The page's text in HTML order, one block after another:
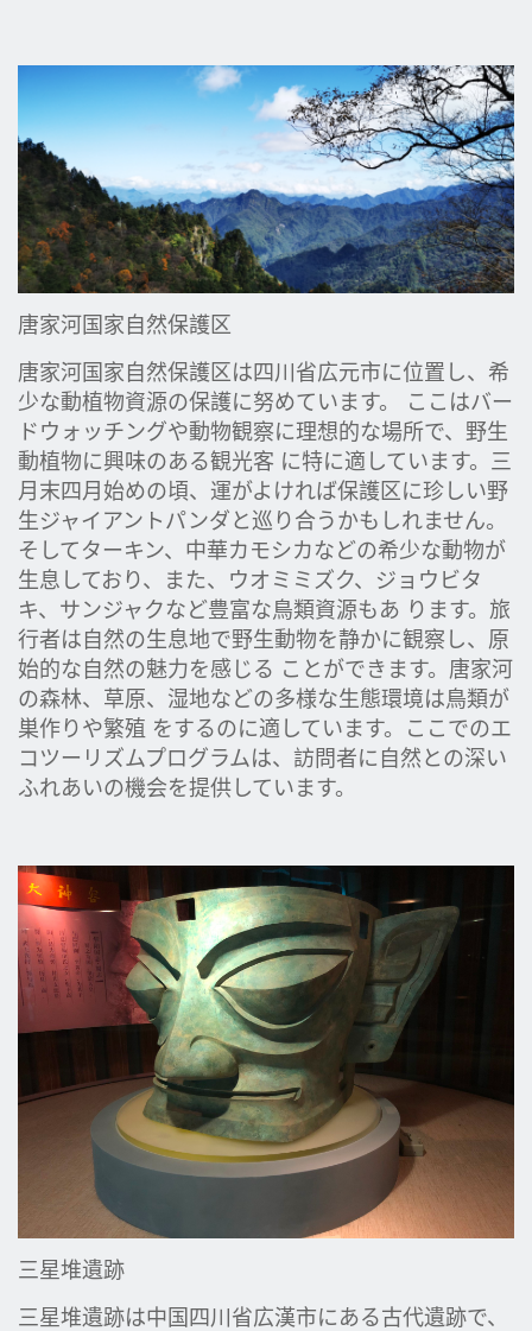
唐家河国家自然保護区
唐家河国家自然保護区は四川省広元市に位置し、希
少な動植物資源の保護に努めています。 ここはバー
ドウォッチングや動物観察に理想的な場所で、野生
動植物に興味のある観光客 に特に適しています。三
月末四月始めの頃、運がよければ保護区に珍しい野
生ジャイアントパンダと巡り合うかもしれません。
そしてターキン、中華カモシカなどの希少な動物が
生息しており、また、ウオミミズク、ジョウビタ
キ、サンジャクなど豊富な鳥類資源もあ ります。旅
行者は自然の生息地で野生動物を静かに観察し、原
始的な自然の魅力を感じる ことができます。唐家河
の森林、草原、湿地などの多様な生態環境は鳥類が
巣作りや繁殖 をするのに適しています。ここでのエ
コツーリズムプログラムは、訪問者に自然との深い
ふれあいの機会を提供しています。
三星堆遺跡
三星堆遺跡は中国四川省広漢市にある古代遺跡で、